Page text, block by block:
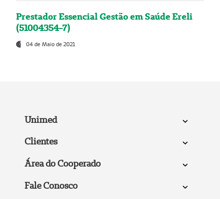
Prestador Essencial Gestão em Saúde Ereli
(51004354-7)
04 de Maio de 2021
Unimed
Clientes
Área do Cooperado
Fale Conosco